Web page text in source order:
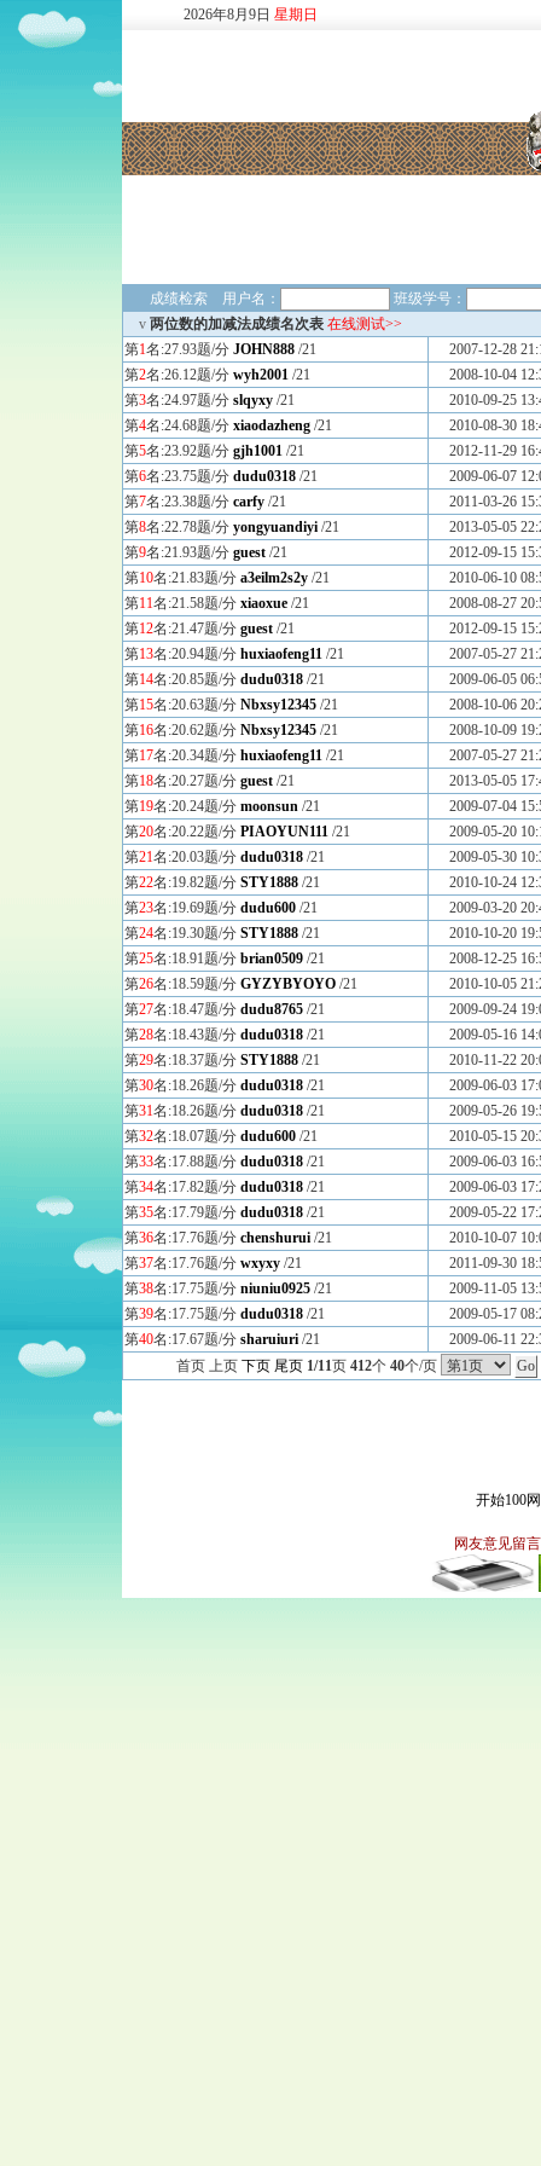
2026年8月 9日 星期日
成绩检索 用户名：
班级学号：
v 两位数的加减法成绩名次表 在线测试>>
第1名:27.93题/分 JOHN888 /21
2007-12-28
第2名:26.12题/分 wyh2001 /21
2008-10-04
第3名:24.97题/分 slqyxy /21
2010-09-25
第4名:24.68题/分 xiaodazheng /21
2010-08-30
第5名:23.92题/分 gjh1001 /21
2012-11-29
第6名:23.75题/分 dudu0318 /21
2009-06-07
第7名:23.38题/分 carfy /21
2011-03-26
第8名:22.78题/分 yongyuandiyi /21
2013-05-05
第9名:21.93题/分 guest /21
2012-09-15
第10名:21.83题/分 a3eilm2s2y /21
2010-06-10
第11名:21.58题/分 xiaoxue /21
2008-08-27
第12名:21.47题/分 guest /21
2012-09-15
第13名:20.94题/分 huxiaofeng11 /21
2007-05-27
第14名:20.85题/分 dudu0318 /21
2009-06-05
第15名:20.63题/分 Nbxsy12345 /21
2008-10-06
第16名:20.62题/分 Nbxsy12345 /21
2008-10-09
第17名:20.34题/分 huxiaofeng11 /21
2007-05-27
第18名:20.27题/分 guest /21
2013-05-05
第19名:20.24题/分 moonsun /21
2009-07-04
第20名:20.22题/分 PIAOYUN111 /21
2009-05-20
第21名:20.03题/分 dudu0318 /21
2009-05-30
第22名:19.82题/分 STY1888 /21
2010-10-24
第23名:19.69题/分 dudu600 /21
2009-03-20
第24名:19.30题/分 STY1888 /21
2010-10-20
第25名:18.91题/分 brian0509 /21
2008-12-25
第26名:18.59题/分 GYZYBYOYO /21
2010-10-05
第27名:18.47题/分 dudu8765 /21
2009-09-24
第28名:18.43题/分 dudu0318 /21
2009-05-16
第29名:18.37题/分 STY1888 /21
2010-11-22
第30名:18.26题/分 dudu0318 /21
2009-06-03
第31名:18.26题/分 dudu0318 /21
2009-05-26
第32名:18.07题/分 dudu600 /21
2010-05-15
第33名:17.88题/分 dudu0318 /21
2009-06-03
第34名:17.82题/分 dudu0318 /21
2009-06-03
第35名:17.79题/分 dudu0318 /21
2009-05-22
第36名:17.76题/分 chenshurui /21
2010-10-07
第37名:17.76题/分 wxyxy /21
2011-09-30
第38名:17.75题/分 niuniu0925 /21
2009-11-05
第39名:17.75题/分 dudu0318 /21
2009-05-17
第40名:17.67题/分 sharuiuri /21
2009-06-11
首页 上页 下页 尾页 1/11页 412个 40个/页
开始100
网友意见留